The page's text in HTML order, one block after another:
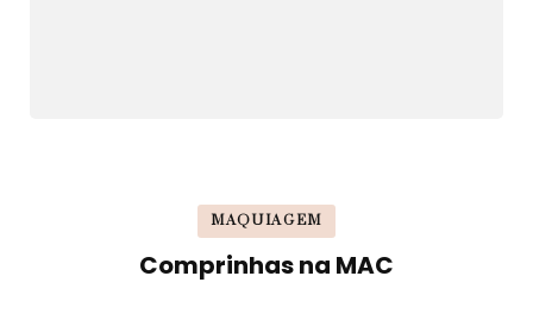
MAQUIAGEM
Comprinhas na MAC